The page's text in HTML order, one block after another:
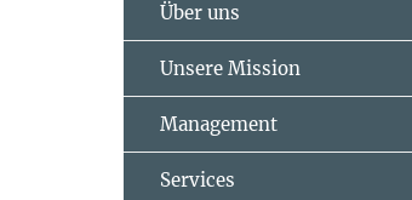
Über uns
Unsere Mission
Management
Services